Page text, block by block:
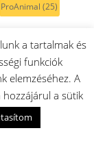
ProAnimal (25)
(3)
(1)
rekesz(30)
a tartalmak és
funkciók
elemzéséhez. A
a sütik